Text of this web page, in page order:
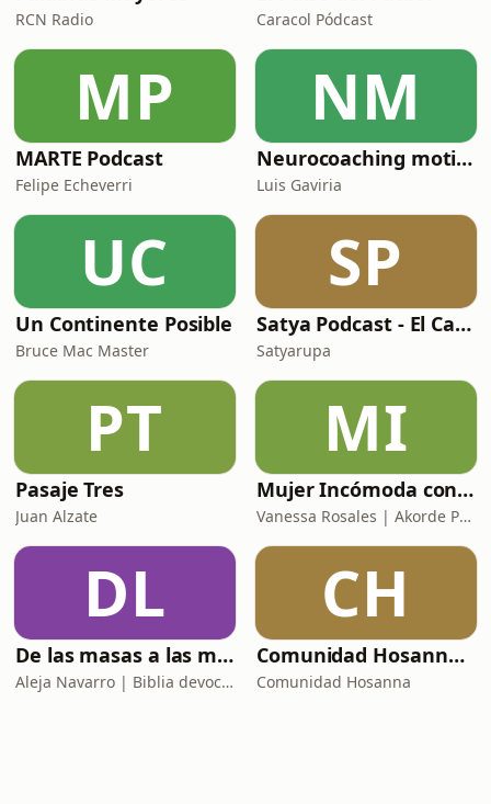
RCN Radio Caracol Pódcast
MP
MARTE Podcast
Felipe Echeverri
NM
Neurocoaching motivación y propósito
Luis Gaviria
UC
Un Continente Posible
Bruce Mac Master
SP
Satya Podcast - El Canal de la Frecuencia Elevada
Satyarupa
PT
Pasaje Tres
Juan Alzate
MI
Mujer Incómoda con Vanessa Rosales
Vanessa Rosales | Akorde Podcast
DL
De las masas a las mesas 💗🪑
Aleja Navarro | Biblia devocional
CH
Comunidad Hosanna Podcast
Comunidad Hosanna